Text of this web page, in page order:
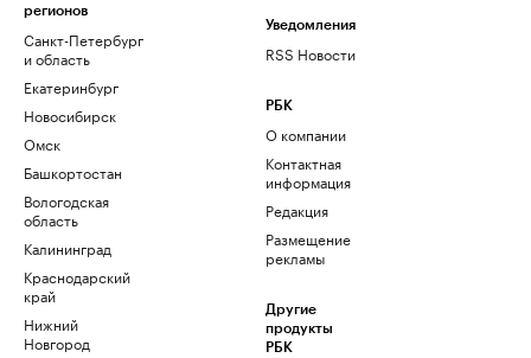
регионов
Санкт-Петербург
и область
Екатеринбург
Новосибирск
Омск
Башкортостан
Вологодская
область
Калининград
Краснодарский
край
Нижний
Новгород
Уведомления
RSS Новости
РБК
О компании
Контактная
информация
Редакция
Размещение
рекламы
Другие
продукты
РБК